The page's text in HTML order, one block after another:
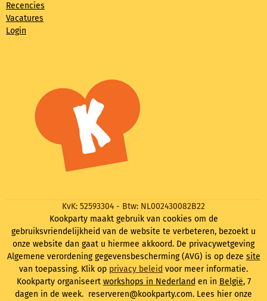
Recencies
Vacatures
Login
KvK: 52593304 - Btw: NL002430082B22
Kookparty maakt gebruik van cookies om de
gebruiksvriendelijkheid van de website te verbeteren, bezoekt u
onze website dan gaat u hiermee akkoord. De privacywetgeving
Algemene verordening gegevensbescherming (AVG) is op deze site
van toepassing. Klik op privacy beleid voor meer informatie.
Kookparty organiseert workshops in Nederland en in België, 7
dagen in de week. reserveren@kookparty.com. Lees hier onze